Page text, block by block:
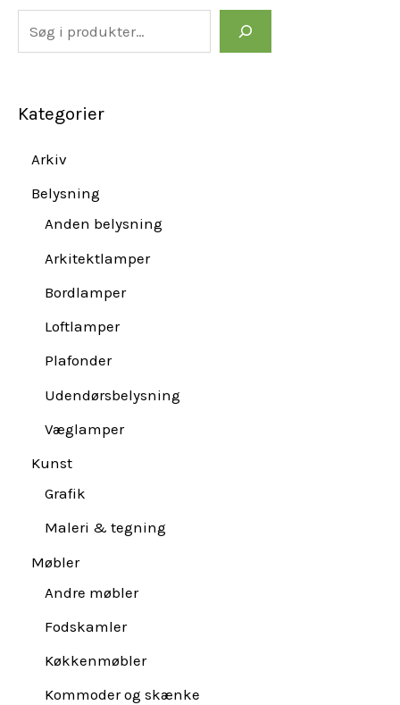
Kategorier
Arkiv
Belysning
Anden belysning
Arkitektlamper
Bordlamper
Loftlamper
Plafonder
Udendørsbelysning
Væglamper
Kunst
Grafik
Maleri & tegning
Møbler
Andre møbler
Fodskamler
Køkkenmøbler
Kommoder og skænke